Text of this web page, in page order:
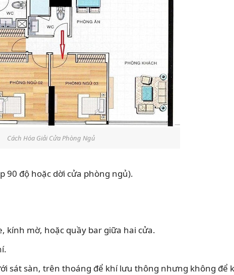
Cách Hóa Giải Cửa Phòng Ngủ
90 độ hoặc dời cửa phòng ngủ).
kính mờ, hoặc quầy bar giữa hai cửa.
sát sàn, trên thoáng để khí lưu thông nhưng không để